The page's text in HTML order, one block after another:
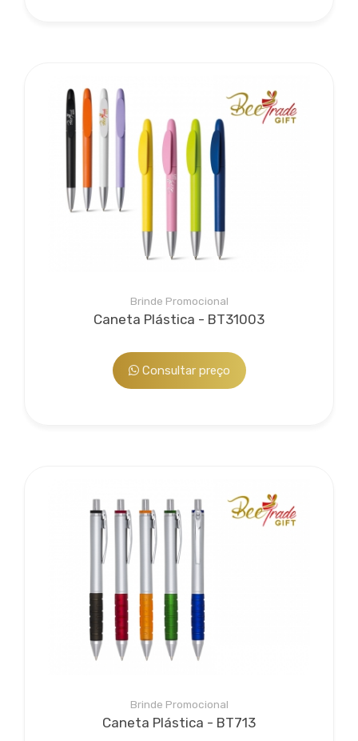
Brinde Promocional
Caneta Plástica - BT31003
Consultar preço
Brinde Promocional
Caneta Plástica - BT713